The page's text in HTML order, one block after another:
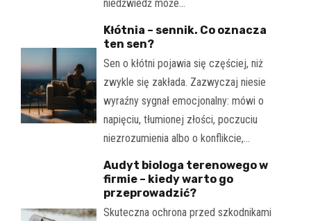
niedźwiedź może…
Kłótnia – sennik. Co oznacza
ten sen?
Sen o kłótni pojawia się częściej, niż
zwykle się zakłada. Zazwyczaj niesie
wyraźny sygnał emocjonalny: mówi o
napięciu, tłumionej złości, poczuciu
niezrozumienia albo o konflikcie,…
Audyt biologa terenowego w
firmie – kiedy warto go
przeprowadzić?
Skuteczna ochrona przed szkodnikami